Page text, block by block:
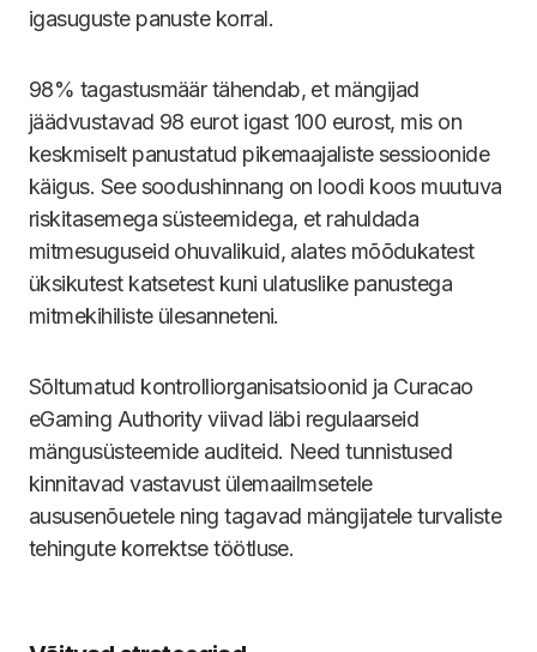
igasuguste panuste korral.
98% tagastusmäär tähendab, et mängijad
jäädvustavad 98 eurot igast 100 eurost, mis on
keskmiselt panustatud pikemaajaliste sessioonide
käigus. See soodushinnang on loodi koos muutuva
riskitasemega süsteemidega, et rahuldada
mitmesuguseid ohuvalikuid, alates mõõdukatest
üksikutest katsetest kuni ulatuslike panustega
mitmekihiliste ülesanneteni.
Sõltumatud kontrolliorganisatsioonid ja Curacao
eGaming Authority viivad läbi regulaarseid
mängusüsteemide auditeid. Need tunnistused
kinnitavad vastavust ülemaailmsetele
aususenõuetele ning tagavad mängijatele turvaliste
tehingute korrektse töötluse.